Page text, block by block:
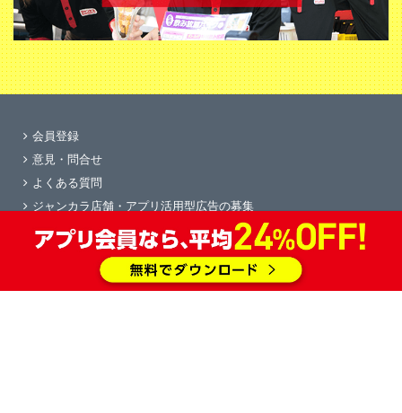
会員登録
意見・問合せ
よくある質問
ジャンカラ店舗・アプリ活用型広告の募集
学園祭協賛
求人情報